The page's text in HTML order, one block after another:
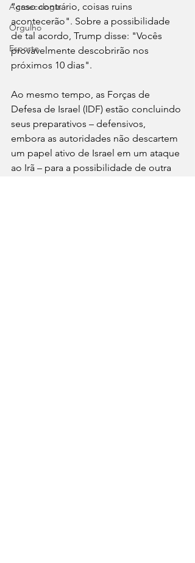
Agroecologia
Orgulho
Esporte
"caso contrário, coisas ruins
acontecerão". Sobre a possibilidade
de tal acordo, Trump disse: "Vocês
provavelmente descobrirão nos
próximos 10 dias".
Ao mesmo tempo, as Forças de
Defesa de Israel (IDF) estão concluindo
seus preparativos – defensivos,
embora as autoridades não descartem
um papel ativo de Israel em um ataque
ao Irã – para a possibilidade de outra